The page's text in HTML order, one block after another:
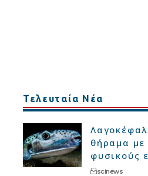
Τελευταία Νέα
θήραμα με
φυσικούς
scinews